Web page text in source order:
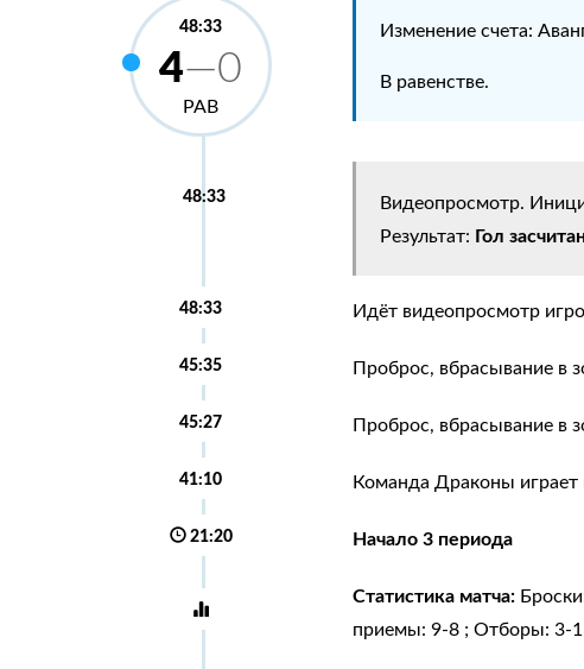
48:33
4—0
РАВ
Изменение счета:
В равенстве.
48:33
Видеопросмотр.
Результат: Гол
48:33 Идёт видеопросмотр
45:35 Проброс, вбрасывание в
45:27 Проброс, вбрасывание в
41:10 Команда Драконы играет
21:20 Начало 3 периода
Статистика матча:
приемы: 9-8 ; Отборы: 3-